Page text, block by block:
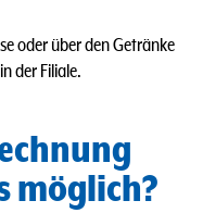
oder über den Getränke
der Filiale.
möglich?